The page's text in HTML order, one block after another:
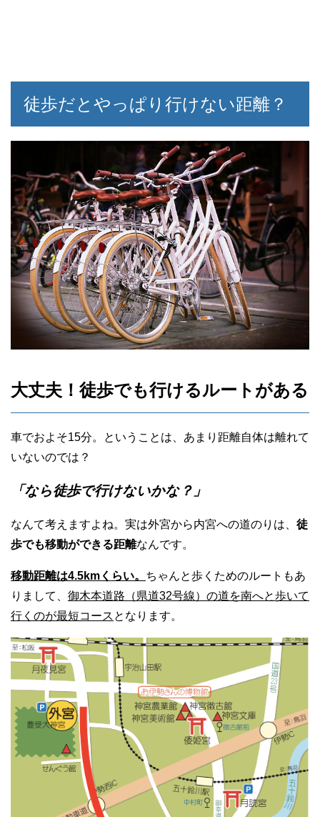
徒歩だとやっぱり行けない距離？
大丈夫！徒歩でも行けるルートがある
車でおよそ15分。ということは、あまり距離自体は離れて
いないのでは？
「なら徒歩で行けないかな？」
なんて考えますよね。実は外宮から内宮への道のりは、 徒
歩でも移動ができる距離なんです。
移動距離は4.5kmくらい。 ちゃんと歩くためのルートもあ
りまして、 御木本道路（県道32号線）の道を南へと歩いて
行くのが最短コース となります。